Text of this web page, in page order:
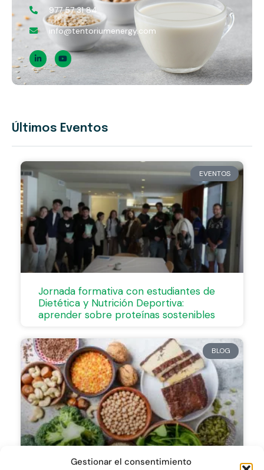
Gestionar el consentimiento
977 57 31 84
info@tentoriumenergy.com
Últimos Eventos
EVENTOS
Jornada formativa con estudiantes de
Dietética y Nutrición Deportiva:
aprender sobre proteínas sostenibles
BLOG